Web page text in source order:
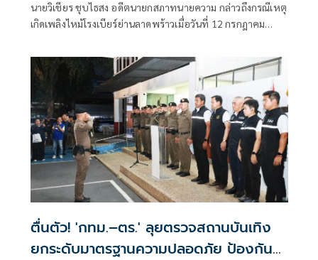
นายวิเชียร ชุบไธสง อดีตนายกสภาทนายความ กล่าวถึงกรณีเหตุ
เกิดเพลิงไหม้โรงเบียร์ย่านลาดพร้าวเมื่อวันที่ 12 กรกฎาคม
เกิดเพลิงไหม้ครั้งนี้ไม่ใช่โศกนาฏกรรมที่สลดสยองครั้งแรกของ
ประเทศไทย แต่เคยเกิดมีขึ้นมาแล้วจากกรณีเพลิงไหม้พับดัง
ย่านสุขุมวิท และหากหน่วยงานที่เกี่ยวข้องยังขาดมาตรการ
ป้องกันและการ
ตื่นตัว! 'กทม.–ตร.' ลุยตรวจสถานบันเทิง
ยกระดับมาตรฐานความปลอดภัย ป้องกัน